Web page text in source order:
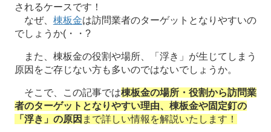
されるケースです！
なぜ、 棟板金は訪問業者のターゲットとなりやすいの
でしょうか(・・?
また、棟板金の役割や場所、「浮き」が生じてしまう
原因をご存じない方も多いのではないでしょうか。
そこで、この記事では棟板金の場所・役割から訪問業
者のターゲットとなりやすい理由、棟板金や固定釘の
「浮き」の原因 まで詳しい情報を解説いたします！